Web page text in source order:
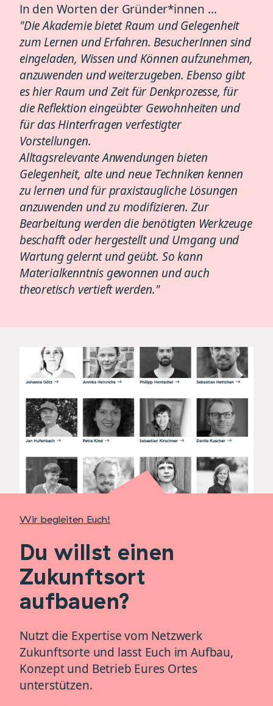
In den Worten der Gründer*innen …
"Die Akademie bietet Raum und Gelegenheit
zum Lernen und Erfahren. BesucherInnen sind
eingeladen, Wissen und Können aufzunehmen,
anzuwenden und weiterzugeben. Ebenso gibt
es hier Raum und Zeit für Denkprozesse, für
die Reflektion eingeübter Gewohnheiten und
für das Hinterfragen verfestigter
Vorstellungen.
Alltagsrelevante Anwendungen bieten
Gelegenheit, alte und neue Techniken kennen
zu lernen und für praxistaugliche Lösungen
anzuwenden und zu modifizieren. Zur
Bearbeitung werden die benötigten Werkzeuge
beschafft oder hergestellt und Umgang und
Wartung gelernt und geübt. So kann
Materialkenntnis gewonnen und auch
theoretisch vertieft werden."
Wir begleiten Euch!
Du willst einen
Zukunftsort
aufbauen?
Nutzt die Expertise vom Netzwerk
Zukunftsorte und lasst Euch im Aufbau,
Konzept und Betrieb Eures Ortes
unterstützen.